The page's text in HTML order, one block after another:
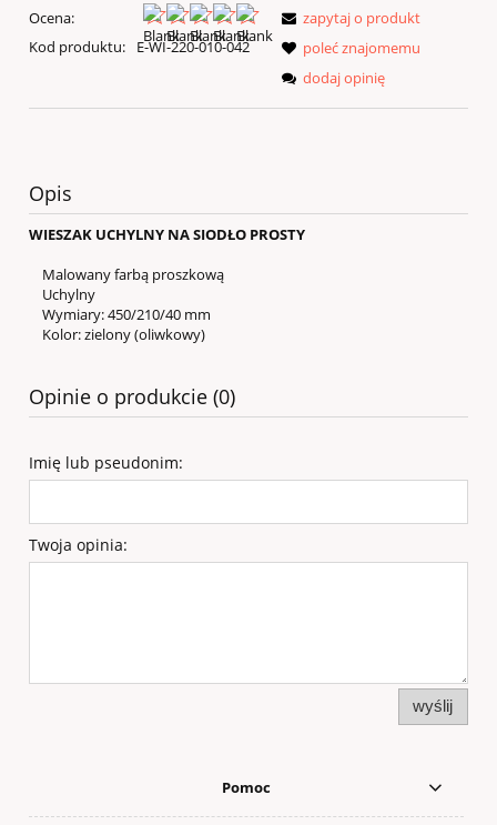
Ocena:
Kod produktu:
E-WI-220-010-042
zapytaj o produkt
poleć znajomemu
dodaj opinię
Opis
WIESZAK UCHYLNY NA SIODŁO PROSTY
Malowany farbą proszkową
Uchylny
Wymiary: 450/210/40 mm
Kolor: zielony (oliwkowy)
Opinie o produkcie (0)
Imię lub pseudonim:
Twoja opinia:
wyślij
Pomoc